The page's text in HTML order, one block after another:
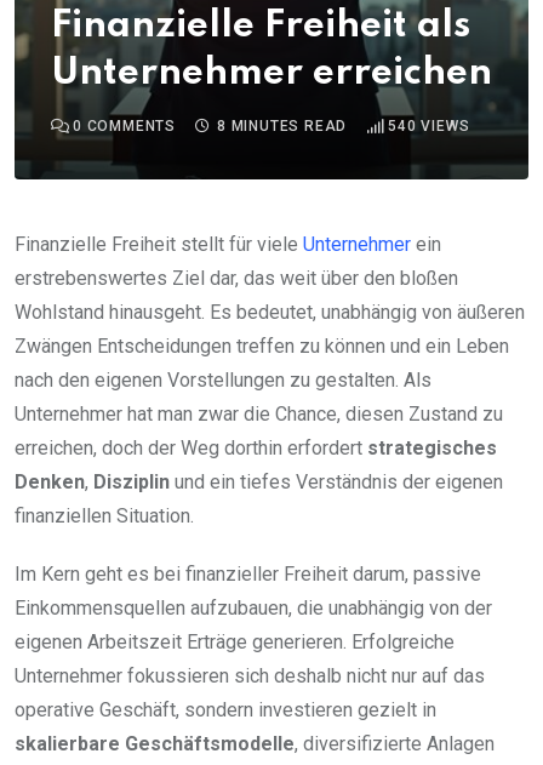
Finanzielle Freiheit als
Unternehmer erreichen
0 COMMENTS 8 MINUTES READ 540 VIEWS
Finanzielle Freiheit stellt für viele Unternehmer ein
erstrebenswertes Ziel dar, das weit über den bloßen
Wohlstand hinausgeht. Es bedeutet, unabhängig von äußeren
Zwängen Entscheidungen treffen zu können und ein Leben
nach den eigenen Vorstellungen zu gestalten. Als
Unternehmer hat man zwar die Chance, diesen Zustand zu
erreichen, doch der Weg dorthin erfordert strategisches
Denken, Disziplin und ein tiefes Verständnis der eigenen
finanziellen Situation.
Im Kern geht es bei finanzieller Freiheit darum, passive
Einkommensquellen aufzubauen, die unabhängig von der
eigenen Arbeitszeit Erträge generieren. Erfolgreiche
Unternehmer fokussieren sich deshalb nicht nur auf das
operative Geschäft, sondern investieren gezielt in
skalierbare Geschäftsmodelle, diversifizierte Anlagen